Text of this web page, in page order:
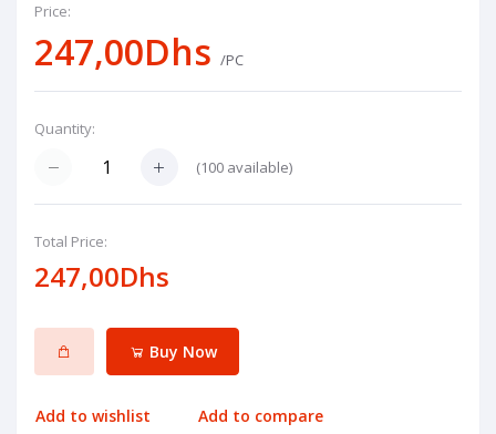
Price:
247,00Dhs /PC
Quantity:
(100 available)
Total Price:
247,00Dhs
Buy Now
Add to wishlist Add to compare